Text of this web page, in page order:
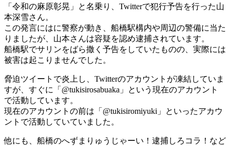
「令和の麻原彰晃」と名乗り、Twitterで犯行予告を行った山
本深雪さん。
この発言にはに警察が動き、船橋駅構内や周辺の警備に当た
りましたが、山本さんは容疑を認め逮捕されています。
船橋駅でサリンをばら撒く予告をしていたものの、実際には
被害は起こりませんでした。
脅迫ツイートで炎上し、Twitterのアカウントが凍結していま
すが、すぐに「@tukisirosabuaka」という現在のアカウント
で活動しています。
現在のアカウントの前は「@tukisiromiyuki」といったアカウ
ントで活動していていました。
他にも、船橋のへずまりゅうじゃーい！逮捕しろコラ！など